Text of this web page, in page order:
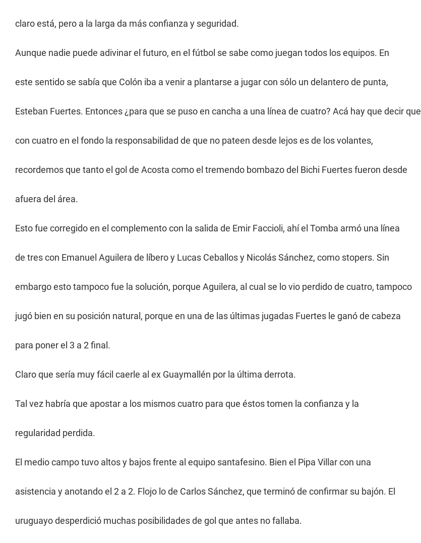
claro está, pero a la larga da más confianza y seguridad.
Aunque nadie puede adivinar el futuro, en el fútbol se sabe como juegan todos los equipos. En
este sentido se sabía que Colón iba a venir a plantarse a jugar con sólo un delantero de punta,
Esteban Fuertes. Entonces ¿para que se puso en cancha a una línea de cuatro? Acá hay que decir que
con cuatro en el fondo la responsabilidad de que no pateen desde lejos es de los volantes,
recordemos que tanto el gol de Acosta como el tremendo bombazo del Bichi Fuertes fueron desde
afuera del área.
Esto fue corregido en el complemento con la salida de Emir Faccioli, ahí el Tomba armó una línea
de tres con Emanuel Aguilera de líbero y Lucas Ceballos y Nicolás Sánchez, como stopers. Sin
embargo esto tampoco fue la solución, porque Aguilera, al cual se lo vio perdido de cuatro, tampoco
jugó bien en su posición natural, porque en una de las últimas jugadas Fuertes le ganó de cabeza
para poner el 3 a 2 final.
Claro que sería muy fácil caerle al ex Guaymallén por la última derrota.
Tal vez habría que apostar a los mismos cuatro para que éstos tomen la confianza y la
regularidad perdida.
El medio campo tuvo altos y bajos frente al equipo santafesino. Bien el Pipa Villar con una
asistencia y anotando el 2 a 2. Flojo lo de Carlos Sánchez, que terminó de confirmar su bajón. El
uruguayo desperdició muchas posibilidades de gol que antes no fallaba.